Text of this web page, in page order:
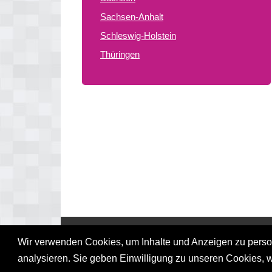
Wir verwenden Cookies, um Inhalte und Anzeigen zu
analysieren. Sie geben Einwilligung zu unseren Cookies,
Sachsen-Anhalt
Schleswig-Holstein
Thüringen